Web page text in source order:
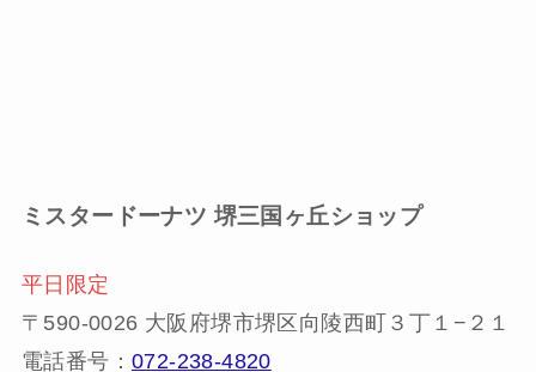
ミスタードーナツ 堺三国ヶ丘ショップ
平日限定
〒590-0026 大阪府堺市堺区向陵西町３丁１−２１
電話番号： 072-238-4820